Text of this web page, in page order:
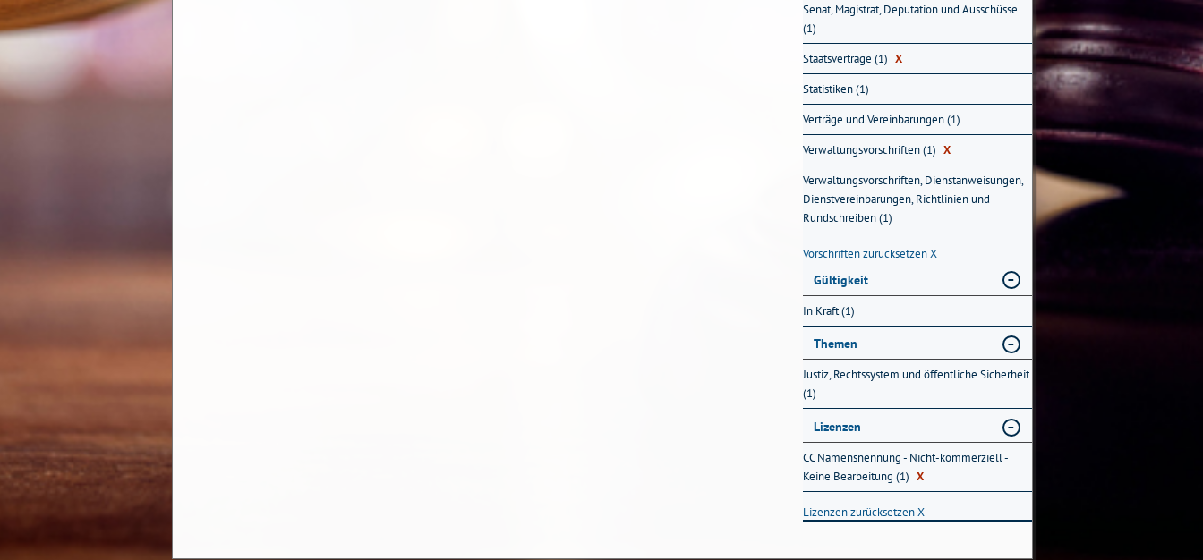
Senat, Magistrat, Deputation und Ausschüsse
(1)
Staatsverträge (1) X
Statistiken (1)
Verträge und Vereinbarungen (1)
Verwaltungsvorschriften (1) X
Verwaltungsvorschriften, Dienstanweisungen,
Dienstvereinbarungen, Richtlinien und
Rundschreiben (1)
Vorschriften zurücksetzenX
Gültigkeit
In Kraft (1)
Themen
Justiz, Rechtssystem und öffentliche Sicherheit
(1)
Lizenzen
CC Namensnennung - Nicht-kommerziell -
Keine Bearbeitung (1) X
Lizenzen zurücksetzenX